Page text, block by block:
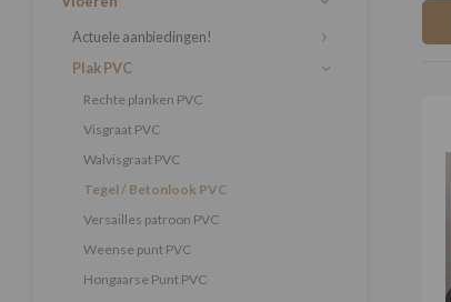
Actuele aanbiedingen!
Plak PVC
Rechte planken PVC
Visgraat PVC
Walvisgraat PVC
Tegel / Betonlook PVC
Versailles patroon PVC
Weense punt PVC
Hongaarse Punt PVC